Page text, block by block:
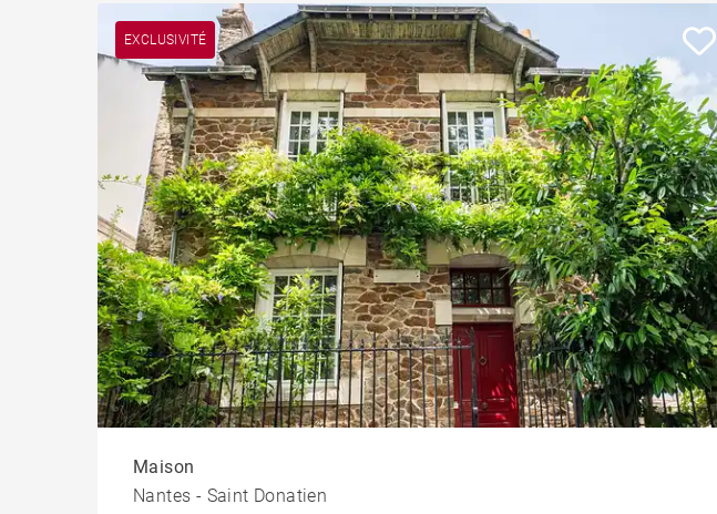
Nantes - Saint Donatien Appartement
Programme
Bureau et
commerce
EXCLUSIVITÉ
Maison
Nantes - Saint Donatien